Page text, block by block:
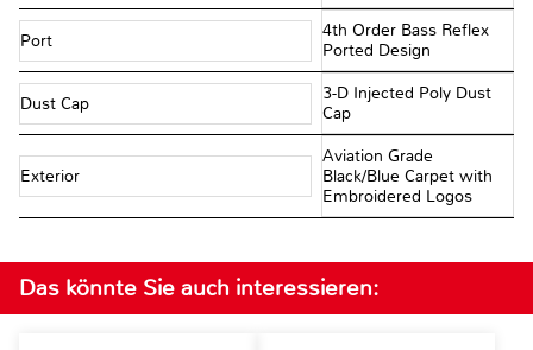
Port
4th Order Bass Reflex
Ported Design
Dust Cap
3-D Injected Poly Dust
Cap
Exterior
Aviation Grade
Black/Blue Carpet with
Embroidered Logos
Das könnte Sie auch interessieren: